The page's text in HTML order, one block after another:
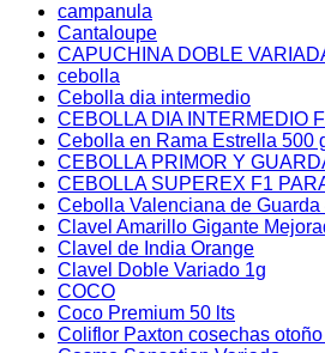
campanula
Cantaloupe
CAPUCHINA DOBLE
cebolla
Cebolla dia intermedio
CEBOLLA DIA INTERMEDIO
Cebolla en Rama Estrella 500
CEBOLLA PRIMOR Y
CEBOLLA SUPEREX F1
Cebolla Valenciana de Guarda
Clavel Amarillo Gigante
Clavel de India Orange
Clavel Doble Variado 1g
COCO
Coco Premium 50 lts
Coliflor Paxton cosechas